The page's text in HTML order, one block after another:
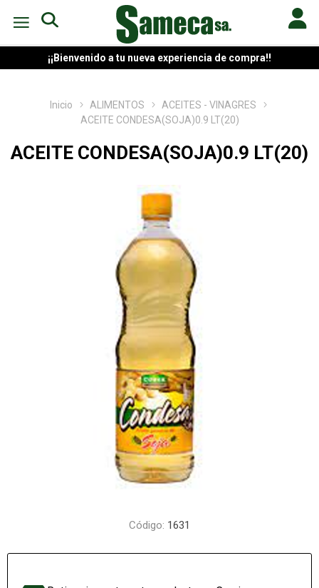
¡¡Bienvenido a tu nueva experiencia de compra!!
Inicio ALIMENTOS
ACEITES - VINAGRES
ACEITE CONDESA(SOJA)0.9 LT(20)
ACEITE CONDESA(SOJA)0.9 LT(20)
Código: 1631